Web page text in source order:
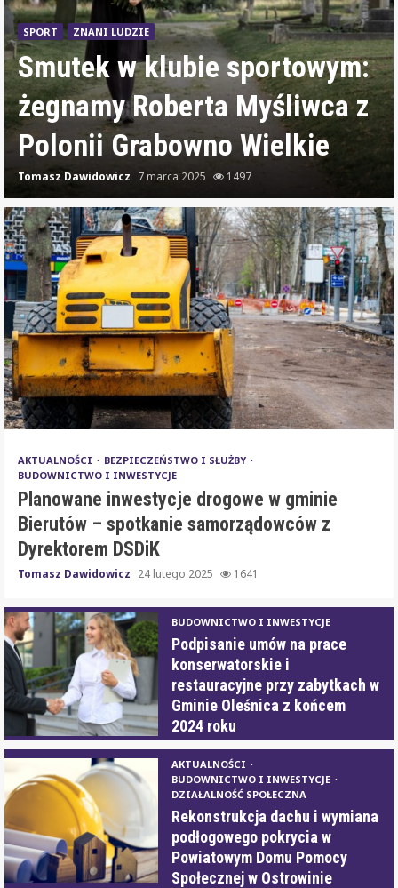
SPORT ZNANI LUDZIE
Smutek w klubie sportowym:
żegnamy Roberta Myśliwca z
Polonii Grabowno Wielkie
Tomasz Dawidowicz 7 marca 2025 1497
AKTUALNOŚCI
BEZPIECZEŃSTWO I SŁUŻBY
BUDOWNICTWO I INWESTYCJE
Planowane inwestycje drogowe w gminie
Bierutów – spotkanie samorządowców z
Dyrektorem DSDiK
Tomasz Dawidowicz 24 lutego 2025 1641
BUDOWNICTWO I INWESTYCJE
Podpisanie umów na prace
konserwatorskie i
restauracyjne przy zabytkach w
Gminie Oleśnica z końcem
2024 roku
AKTUALNOŚCI
BUDOWNICTWO I INWESTYCJE
DZIAŁALNOŚĆ SPOŁECZNA
Rekonstrukcja dachu i wymiana
podłogowego pokrycia w
Powiatowym Domu Pomocy
Społecznej w Ostrowinie